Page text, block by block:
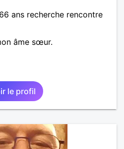
ans recherche rencontre
âme sœur.
le profil